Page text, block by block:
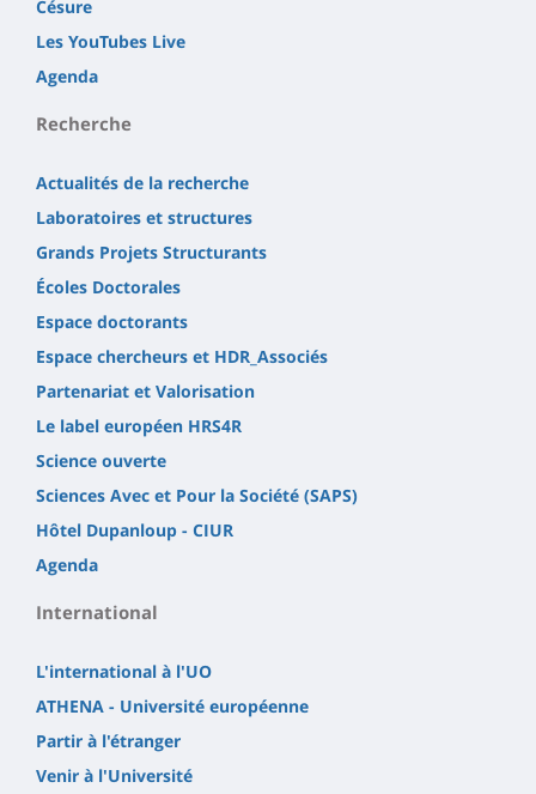
Césure
Les YouTubes Live
Agenda
Recherche
Actualités de la recherche
Laboratoires et structures
Grands Projets Structurants
Écoles Doctorales
Espace doctorants
Espace chercheurs et HDR_Associés
Partenariat et Valorisation
Le label européen HRS4R
Science ouverte
Sciences Avec et Pour la Société (SAPS)
Hôtel Dupanloup - CIUR
Agenda
International
L'international à l'UO
ATHENA - Université européenne
Partir à l'étranger
Venir à l'Université